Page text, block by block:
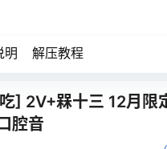
明 解压教程
] 2V+槑十三 12月限
腔音